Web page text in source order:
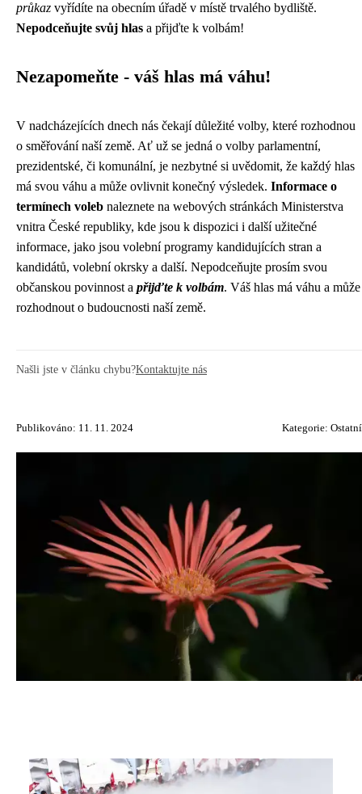
průkaz vyřídíte na obecním úřadě v místě trvalého bydliště.
Nepodceňujte svůj hlas a přijďte k volbám!
Nezapomeňte - váš hlas má váhu!
V nadcházejících dnech nás čekají důležité volby, které rozhodnou
o směřování naší země. Ať už se jedná o volby parlamentní,
prezidentské, či komunální, je nezbytné si uvědomit, že každý hlas
má svou váhu a může ovlivnit konečný výsledek. Informace o
termínech voleb naleznete na webových stránkách Ministerstva
vnitra České republiky, kde jsou k dispozici i další užitečné
informace, jako jsou volební programy kandidujících stran a
kandidátů, volební okrsky a další. Nepodceňujte prosím svou
občanskou povinnost a přijďte k volbám. Váš hlas má váhu a může
rozhodnout o budoucnosti naší země.
Našli jste v článku chybu?Kontaktujte nás
Publikováno: 11. 11. 2024 Kategorie: Ostatní